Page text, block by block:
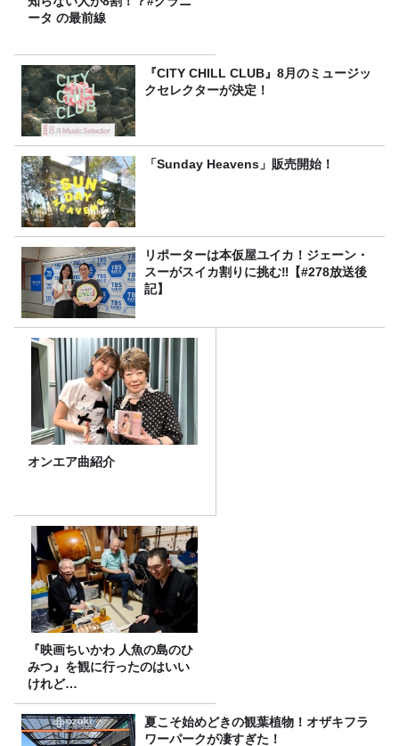
ータ の最前線
『CITY CHILL CLUB』8月のミュージッ
クセレクターが決定！
「Sunday Heavens」販売開始！
リポーターは本仮屋ユイカ！ジェーン・
スーがスイカ割りに挑む‼【#278放送後
記】
オンエア曲紹介
『映画ちいかわ 人魚の島のひ
みつ』を観に行ったのはいい
けれど…
夏こそ始めどきの観葉植物！オザキフラ
ワーパークが凄すぎた！